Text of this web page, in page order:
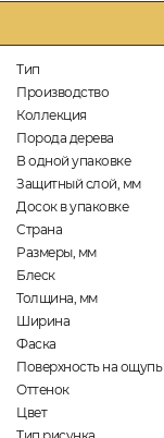
Тип
Производство
Коллекция
Порода дерева
В одной упаковке
Защитный слой, мм
Досок в упаковке
Страна
Размеры, мм
Блеск
Толщина, мм
Ширина
Фаска
Поверхность на ощупь
Оттенок
Цвет